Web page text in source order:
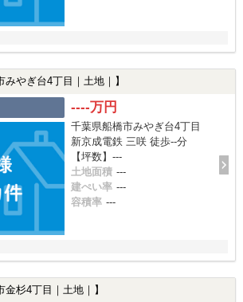
みやぎ台4丁目｜土地｜】
----万円
千葉県船橋市みやぎ台4丁目
新京成電鉄 三咲 徒歩--分
【坪数】---
土地面積 ---
建ぺい率 ---
容積率 ---
金杉4丁目｜土地｜】